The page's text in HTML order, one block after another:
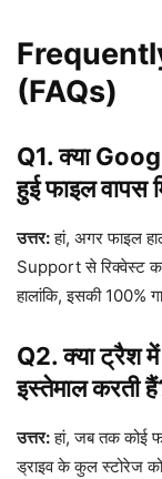
(FAQs)
Q1. क्या
हुई फाइल वापस
उत्तर:हां, अगर फाइल
Support से रिक्वेस्ट
हालांकि, इसकी 100%
Q2. क्या ट्रैश में
इस्तेमाल करती
उत्तर:हां, जब तक कोई
ड्राइव के कुल स्टोरेज